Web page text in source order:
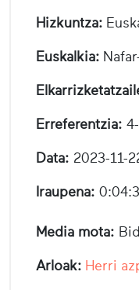
Hizkuntza:
Euskalkia:
Erreferentzia:
Data: 2023-11-
Iraupena:
Media mota:
Arloak: Herri